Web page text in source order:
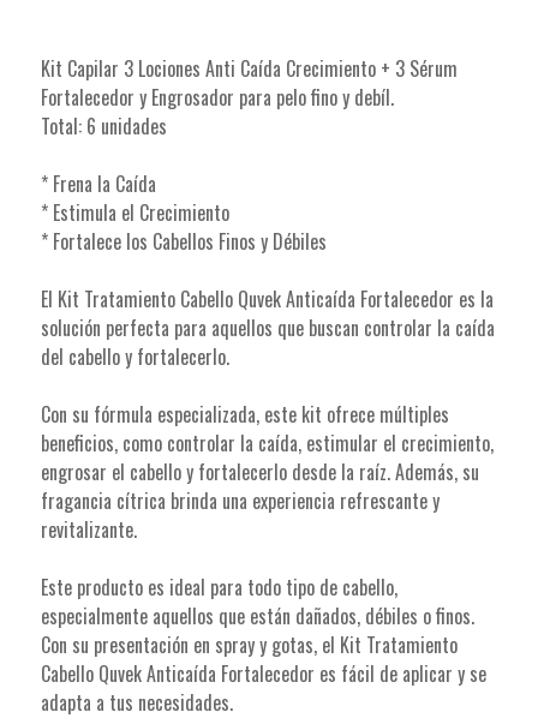
Kit Capilar 3 Lociones Anti Caída Crecimiento + 3 Sérum
Fortalecedor y Engrosador para pelo fino y debíl.
Total: 6 unidades
* Frena la Caída
* Estimula el Crecimiento
* Fortalece los Cabellos Finos y Débiles
El Kit Tratamiento Cabello Quvek Anticaída Fortalecedor es la
solución perfecta para aquellos que buscan controlar la caída
del cabello y fortalecerlo.
Con su fórmula especializada, este kit ofrece múltiples
beneficios, como controlar la caída, estimular el crecimiento,
engrosar el cabello y fortalecerlo desde la raíz. Además, su
fragancia cítrica brinda una experiencia refrescante y
revitalizante.
Este producto es ideal para todo tipo de cabello,
especialmente aquellos que están dañados, débiles o finos.
Con su presentación en spray y gotas, el Kit Tratamiento
Cabello Quvek Anticaída Fortalecedor es fácil de aplicar y se
adapta a tus necesidades.